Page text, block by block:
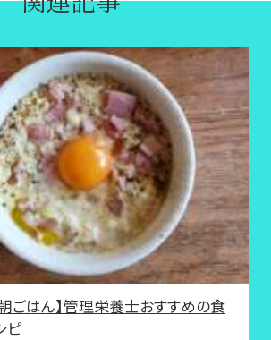
ごはん】管理栄養士おすすめの食
ピ